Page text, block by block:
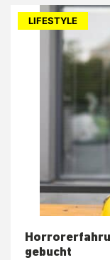
LIFESTYLE
gebucht